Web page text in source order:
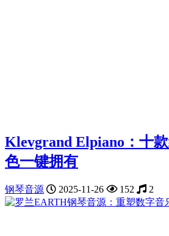
Klevgrand Elpiano：十
色一键拥有
钢琴音源 2025-11-26 152 2